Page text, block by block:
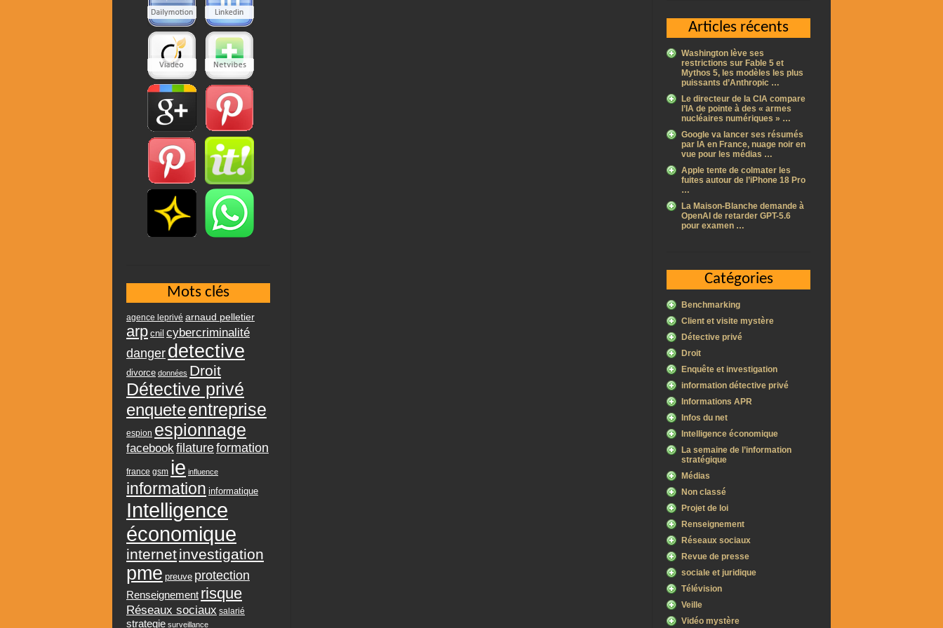
Articles récents
Washington lève ses
restrictions sur Fable 5 et
Mythos 5, les modèles les plus
puissants d’Anthropic …
Le directeur de la CIA compare
l’IA de pointe à des « armes
nucléaires numériques » …
Google va lancer ses résumés
par IA en France, nuage noir en
vue pour les médias …
Apple tente de colmater les
fuites autour de l’iPhone 18 Pro
…
La Maison-Blanche demande à
OpenAI de retarder GPT-5.6
pour examen …
Catégories
Benchmarking
Client et visite mystère
Détective privé
Droit
Enquête et investigation
information détective privé
Informations APR
Infos du net
Intelligence économique
La semaine de l’information
stratégique
Médias
Non classé
Projet de loi
Renseignement
Réseaux sociaux
Revue de presse
sociale et juridique
Télévision
Veille
Vidéo mystère
Mots clés
agence leprivé arnaud pelletier
arp cnil cybercriminalité
danger detective
divorce données Droit
Détective privé
enqueteentreprise
espion espionnage
facebookfilatureformation
france gsm ie influence
information informatique
Intelligence
économique
internetinvestigation
pme preuve protection
Renseignement risque
Réseaux sociaux salarié
strategie surveillance